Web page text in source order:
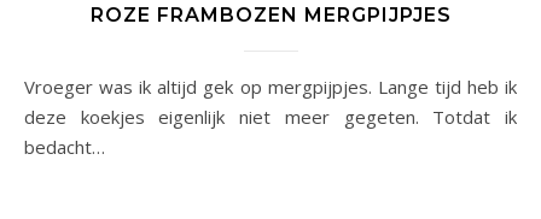
ROZE FRAMBOZEN MERGPIJPJES
Vroeger was ik altijd gek op mergpijpjes. Lange tijd heb ik
deze koekjes eigenlijk niet meer gegeten. Totdat ik
bedacht…